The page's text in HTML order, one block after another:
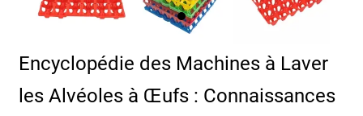
Encyclopédie des Machines à Laver
les Alvéoles à Œufs : Connaissances